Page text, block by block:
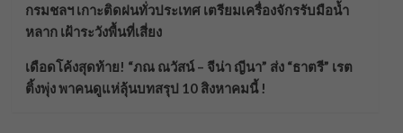
กรมชลฯ เกาะติดฝนทั่วประเทศ เตรียมเครื่องจักรรับมือน้ำ
หลาก เฝ้าระวังพื้นที่เสี่ยง
เดือดโค้งสุดท้าย! “ภณ ณวัสน์ – จีน่า ญีนา” ส่ง “ธาตรี” เรต
ติ้งพุ่ง พาคนดูแห่ลุ้นบทสรุป 10 สิงหาคมนี้ !